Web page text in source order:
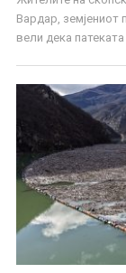
Вардар, земјениот
вели дека